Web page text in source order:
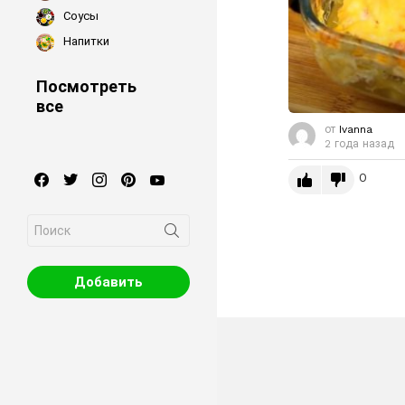
от Ivanna
2 года назад
0
Соусы
Напитки
Посмотреть
все
facebooktwitterinstagrampinterest
for:
Добавить